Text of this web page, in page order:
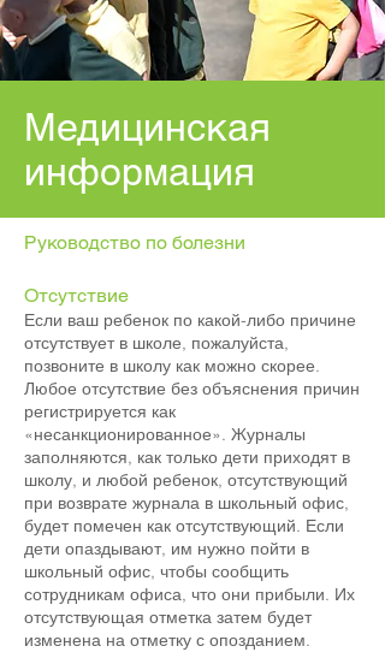
Медицинская
информация
Руководство по болезни
Отсутствие
Если ваш ребенок по какой-либо причине
отсутствует в школе, пожалуйста,
позвоните в школу как можно скорее.
Любое отсутствие без объяснения причин
регистрируется как
«несанкционированное». Журналы
заполняются, как только дети приходят в
школу, и любой ребенок, отсутствующий
при возврате журнала в школьный офис,
будет помечен как отсутствующий. Если
дети опаздывают, им нужно пойти в
школьный офис, чтобы сообщить
сотрудникам офиса, что они прибыли. Их
отсутствующая отметка затем будет
изменена на отметку с опозданием.